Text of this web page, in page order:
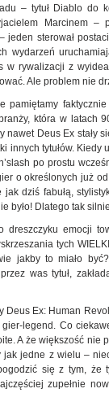
– tytuł Diablo do
Marcinem
sterował
wydarzeń
w rywalizacji z
Ale problem nie
pamiętamy
która w latach
nawet Deus Ex stały
innych tytułów.
po prostu
o określonych już
dziś fabułą,
było! Dlatego tak
emocji
tych
jakby to miało
was tytuł,
Deus Ex: Human
legend. Co
A że większość nie
jedne z wielu –
się z tym, że
zupełnie